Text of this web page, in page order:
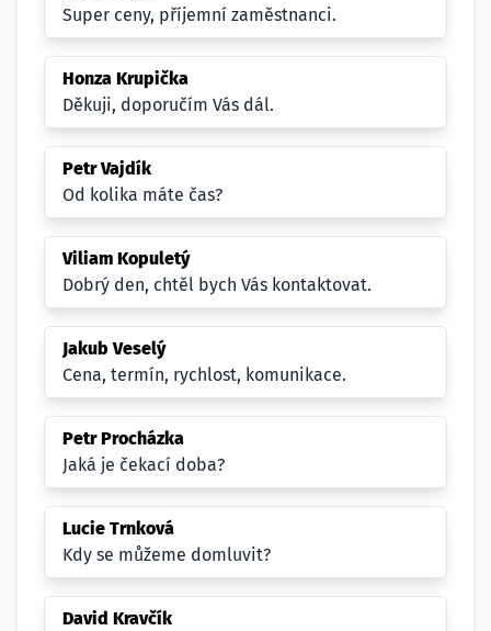
Super ceny, příjemní zaměstnanci.
Honza Krupička
Děkuji, doporučím Vás dál.
Petr Vajdík
Od kolika máte čas?
Viliam Kopuletý
Dobrý den, chtěl bych Vás kontaktovat.
Jakub Veselý
Cena, termín, rychlost, komunikace.
Petr Procházka
Jaká je čekací doba?
Lucie Trnková
Kdy se můžeme domluvit?
David Kravčík